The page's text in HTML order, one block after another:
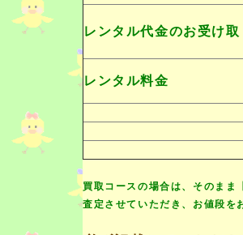
レンタル代金のお受け取
レンタル料金
買取コースの場合は、そのまま
査定させていただき、お値段を